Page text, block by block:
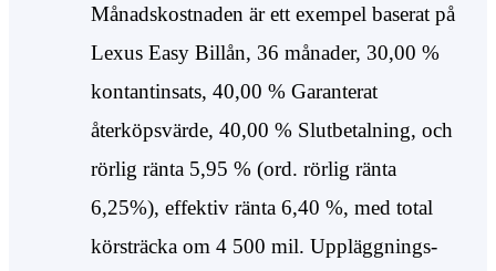
Månadskostnaden är ett exempel baserat på
Lexus Easy Billån, 36 månader, 30,00 %
kontantinsats, 40,00 % Garanterat
återköpsvärde, 40,00 % Slutbetalning, och
rörlig ränta 5,95 % (ord. rörlig ränta
6,25%), effektiv ränta 6,40 %, med total
körsträcka om 4 500 mil. Uppläggnings-